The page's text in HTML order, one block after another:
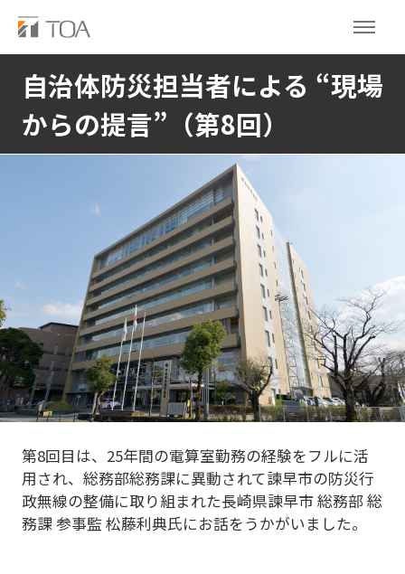
自治体防災担当者による “現場
からの提言”（第8回）
第8回目は、25年間の電算室勤務の経験をフルに活
用され、総務部総務課に異動されて諫早市の防災行
政無線の整備に取り組まれた長崎県諫早市 総務部 総
務課 参事監 松藤利典氏にお話をうかがいました。